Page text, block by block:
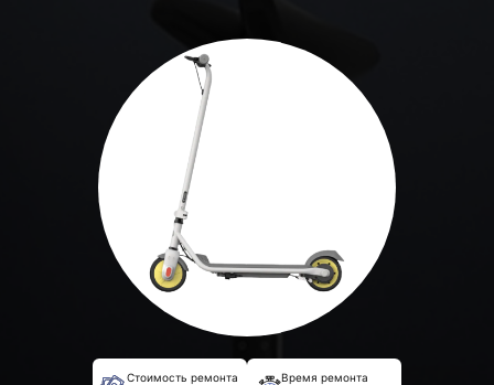
Стоимость ремонта Время ремонта